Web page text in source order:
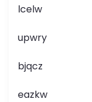
lcelw
upwry
bjqcz
eazkw